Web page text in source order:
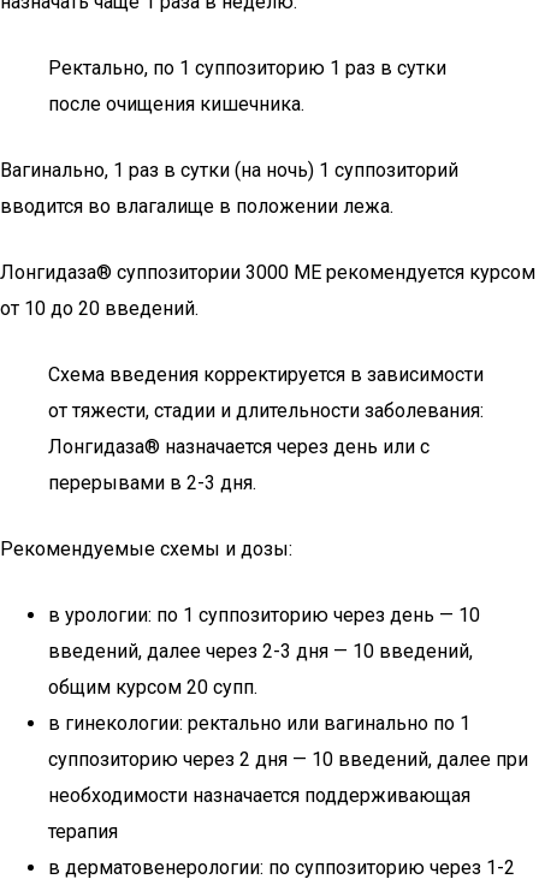
Ректально, по 1 суппозиторию 1 раз в сутки
после очищения кишечника.
Вагинально, 1 раз в сутки (на ночь) 1 суппозиторий
вводится во влагалище в положении лежа.
Лонгидаза® суппозитории 3000 ME рекомендуется курсом
от 10 до 20 введений.
Схема введения корректируется в зависимости
от тяжести, стадии и длительности заболевания:
Лонгидаза® назначается через день или с
перерывами в 2-3 дня.
Рекомендуемые схемы и дозы:
в урологии: по 1 суппозиторию через день — 10
введений, далее через 2-3 дня — 10 введений,
общим курсом 20 супп.
в гинекологии: ректально или вагинально по 1
суппозиторию через 2 дня — 10 введений, далее при
необходимости назначается поддерживающая
терапия
в дерматовенерологии: по суппозиторию через 1-2